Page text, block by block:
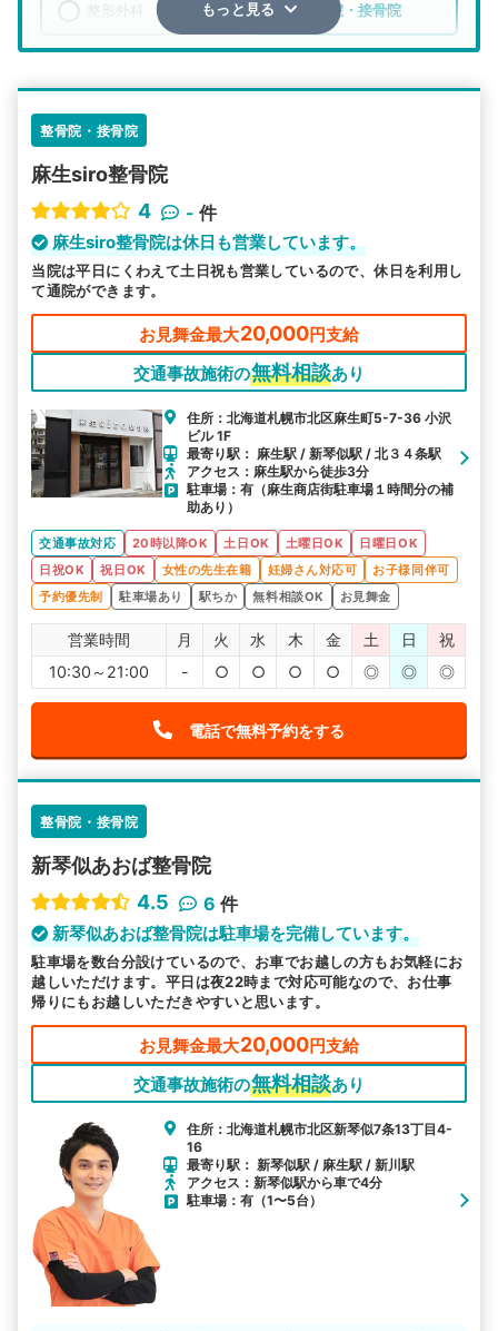
整骨院・接骨院
その他の検索方法
駅から探す 院名から探す
もっと見る
整骨院・接骨院
麻生siro整骨院
4
- 件
麻生siro整骨院は休日も営業しています。
当院は平日にくわえて土日祝も営業しているので、休日を利用し
て通院ができます。
お見舞金最大20,000円支給
交通事故施術の無料相談あり
住所：北海道札幌市北区麻生町5-7-36 小沢
ビル 1F
最寄り駅： 麻生駅 / 新琴似駅 / 北３４条駅
アクセス：麻生駅から徒歩3分
駐車場：有（麻生商店街駐車場１時間分の補
助あり）
交通事故対応 20時以降OK 土日OK 土曜日OK
日曜日OK
日祝OK
祝日OK 女性の先生在籍 妊婦さん対応可
お子様同伴可
予約優先制
駐車場あり 駅ちか 無料相談OK お見舞金
営業時間 月 火 水 木 金 土 日
祝
10:30～21:00
- ○ ○ ○ ○ ◎ ◎ ◎
電話で無料予約をする
整骨院・接骨院
新琴似あおば整骨院
4.5
6 件
新琴似あおば整骨院は駐車場を完備しています。
駐車場を数台分設けているので、お車でお越しの方もお気軽にお
越しいただけます。平日は夜22時まで対応可能なので、お仕事
帰りにもお越しいただきやすいと思います。
お見舞金最大20,000円支給
交通事故施術の無料相談あり
住所：北海道札幌市北区新琴似7条13丁目4-
16
最寄り駅： 新琴似駅 / 麻生駅 / 新川駅
アクセス：新琴似駅から車で4分
駐車場：有（1〜5台）